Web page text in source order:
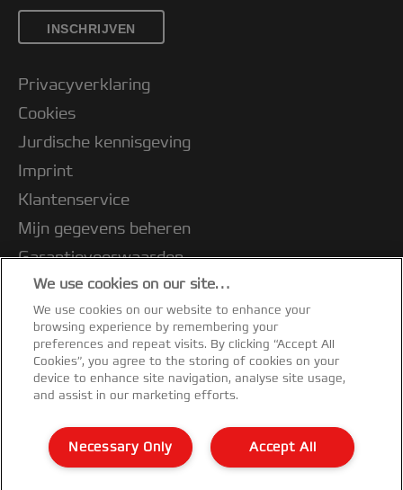
INSCHRIJVEN
Privacyverklaring
Cookies
Jurdische kennisgeving
Imprint
Klantenservice
Mijn gegevens beheren
Garantievoorwaarden
Conformiteitsverklaringen
Richtlijnen bij recycling van verpakkingen
Sitemap
©2026 ACCO Brands
We use cookies on our site…
We use cookies on our website to enhance your
browsing experience by remembering your
preferences and repeat visits. By clicking “Accept All
Cookies”, you agree to the storing of cookies on your
device to enhance site navigation, analyse site usage,
and assist in our marketing efforts.
Accept All
Necessary Only